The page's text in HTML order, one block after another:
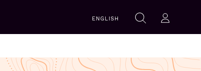
ENGLISH RechercheRechercher